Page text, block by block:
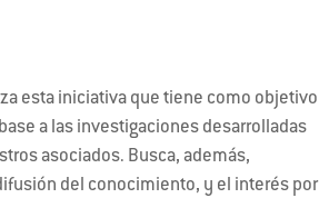
esta iniciativa que tiene como objetivo
a las investigaciones desarrolladas
asociados. Busca, además,
del conocimiento, y el interés por